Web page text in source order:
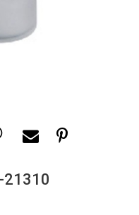
21310
16h svaki dan osim